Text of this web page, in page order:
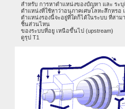
สำหรับ การหาตำแหน่งของปํญหา และ ระ
ตำแหน่งที่ใช้หาว่าอนุภาคเศษโลหะสึกหร
ตำแหน่งรองนี้จะอยู่ที่ใดก็ได้ในระบบ ที่สา
ชิ้นส่วนไหน
ของระบบที่อยู เหนือขึ้นไป (upstream)
ดูรุป T1